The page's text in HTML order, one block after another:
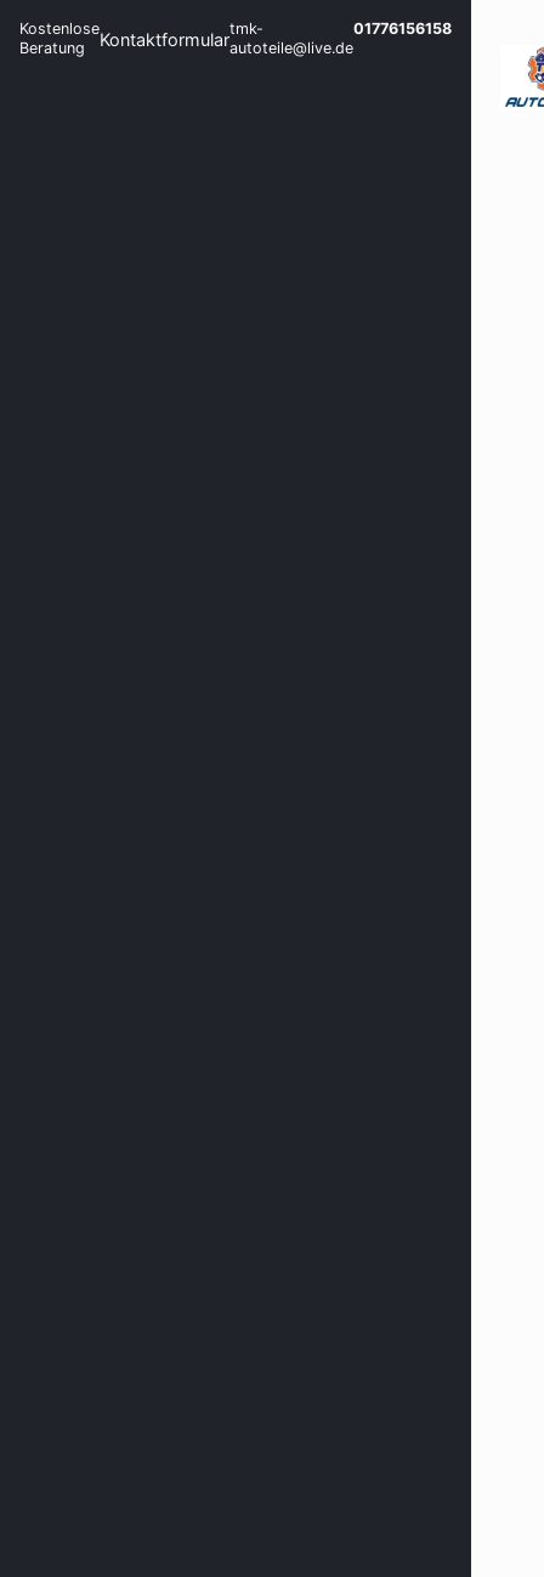
Kostenlose
Beratung
Kontaktformulartmk-
autoteile@live.de
01776156158